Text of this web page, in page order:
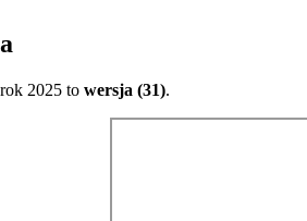
2025 to wersja (31).